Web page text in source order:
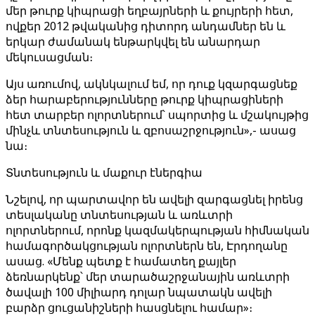
մեր թուրք կիպրացի եղբայրների և քույրերի հետ,
ովքեր 2012 թվականից դիտորդ անդամներ են և
երկար ժամանակ ենթարկվել են անարդար
մեկուսացման։
Այս առումով, ակնկալում եմ, որ դուք կզարգացնեք
ձեր հարաբերությունները թուրք կիպրացիների
հետ տարբեր ոլորտներում՝ սպորտից և մշակույթից
մինչև տնտեսություն և զբոսաշրջություն»,- ասաց
նա։
Տնտեսություն և մաքուր էներգիա
Նշելով, որ պարտավոր են ավելի զարգացնել իրենց
տեսլականը տնտեսության և առևտրի
ոլորտներում, որոնք կազմակերպության հիմնական
համագործակցության ոլորտներն են, Էրդողանը
ասաց. «Մենք պետք է համատեղ քայլեր
ձեռնարկենք՝ մեր տարածաշրջանային առևտրի
ծավալի 100 միլիարդ դոլար նպատակն ավելի
բարձր ցուցանիշների հասցնելու համար»։